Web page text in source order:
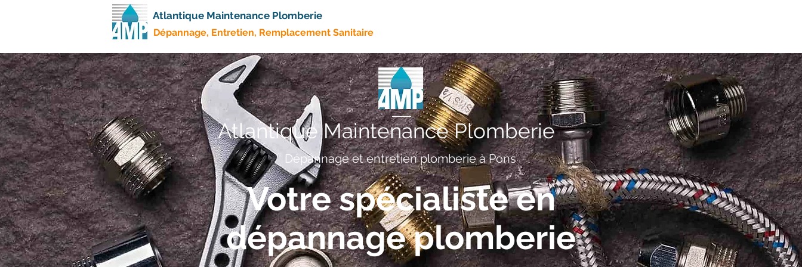
Atlantique Maintenance Plomberie
Dépannage, Entretien, Remplacement Sanitaire
Atlantique Maintenance Plomberie
Dépannage et entretien plomberie à Pons
Votre spécialiste en
dépannage plomberie